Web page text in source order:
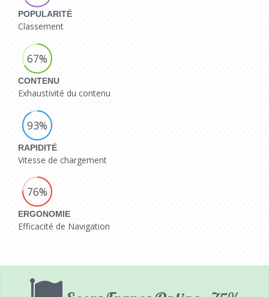
POPULARITÉ
Classement
67%
CONTENU
Exhaustivité du contenu
93%
RAPIDITÉ
Vitesse de chargement
76%
ERGONOMIE
Efficacité de Navigation